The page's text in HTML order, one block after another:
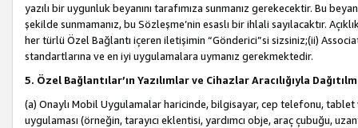
yazılı bir uygunluk beyanını tarafımıza sunmanız gerekecektir. Bu
şekilde sunmamanız, bu Sözleşme’nin esaslı bir ihlali sayılacaktır.
her türlü Özel Bağlantı içeren iletişimin “Gönderici”si sizsiniz;(ii)
standartlarına ve en iyi uygulamalara uymanız gerekmektedir.
5. Özel Bağlantılar’ın Yazılımlar ve Cihazlar Aracılığıyla
(a) Onaylı Mobil Uygulamalar haricinde, bilgisayar, cep telefonu,
uygulaması (örneğin, tarayıcı eklentisi, yardımcı obje, araç çubuğu,